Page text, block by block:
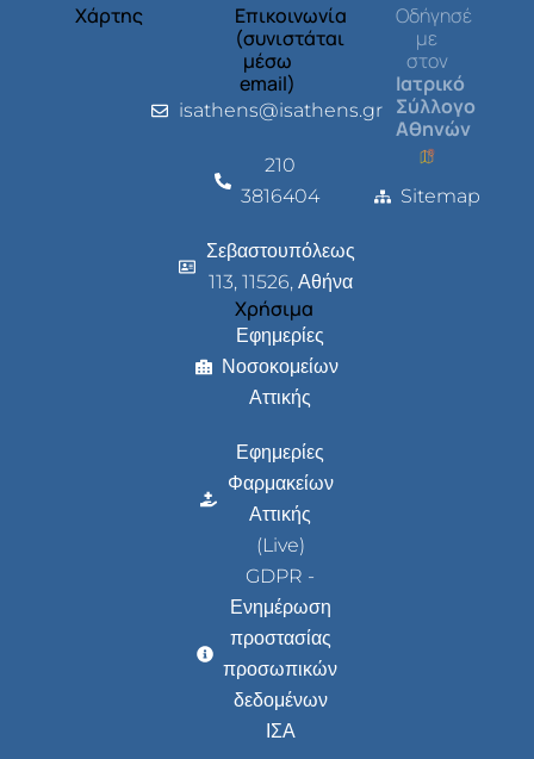
Χάρτης
Επικοινωνία
(συνιστάται
μέσω
email)
isathens@isathens.gr
210
3816404
Σεβαστουπόλεως
113, 11526, Αθήνα
Χρήσιμα
Εφημερίες
Νοσοκομείων
Αττικής
Εφημερίες
Φαρμακείων
Αττικής
(Live)
GDPR -
Ενημέρωση
προστασίας
προσωπικών
δεδομένων
ΙΣΑ
Οδήγησέ
με
στον
Ιατρικό
Σύλλογο
Αθηνών
Sitemap